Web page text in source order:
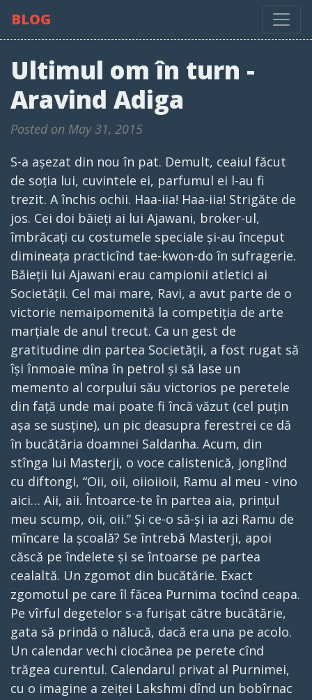
BLOG
Ultimul om în turn -
Aravind Adiga
Posted on May 31, 2015
S-a așezat din nou în pat. Demult, ceaiul făcut
de soția lui, cuvintele ei, parfumul ei l-au fi
trezit. A închis ochii. Haa-iia! Haa-iia! Strigăte de
jos. Cei doi băieți ai lui Ajawani, broker-ul,
îmbrăcați cu costumele speciale și-au început
dimineața practicînd tae-kwon-do în sufragerie.
Băieții lui Ajawani erau campionii atletici ai
Societății. Cel mai mare, Ravi, a avut parte de o
victorie nemaipomenită la competiția de arte
marțiale de anul trecut. Ca un gest de
gratitudine din partea Societății, a fost rugat să
își înmoaie mîna în petrol și să lase un
memento al corpului său victorios pe peretele
din față unde mai poate fi încă văzut (cel puțin
așa se susține), un pic deasupra ferestrei ce dă
în bucătăria doamnei Saldanha. Acum, din
stînga lui Masterji, o voce calistenică, jonglînd
cu diftongi, “Oii, oii, oiioiioii, Ramu al meu - vino
aici… Aii, aii. Întoarce-te în partea aia, prințul
meu scump, oii, oii.” Și ce-o să-și ia azi Ramu de
mîncare la școală? Se întrebă Masterji, apoi
căscă pe îndelete și se întoarse pe partea
cealaltă. Un zgomot din bucătărie. Exact
zgomotul pe care îl făcea Purnima tocînd ceapa.
Pe vîrful degetelor s-a furișat către bucătărie,
gata să prindă o nălucă, dacă era una pe acolo.
Un calendar vechi ciocănea pe perete cînd
trăgea curentul. Calendarul privat al Purnimei,
cu o imagine a zeiței Lakshmi dînd un bobîrnac